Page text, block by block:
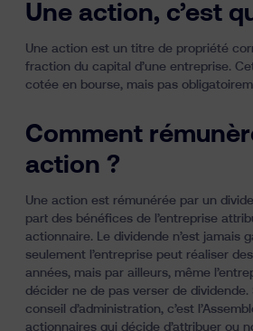
Une action, c’est
Une action est un titre de propriété
fraction du capital d’une entreprise.
cotée en bourse, mais pas
Comment
action ?
Une action est rémunérée par un
part des bénéfices de l’entreprise
actionnaire. Le dividende n’est jamais
seulement l’entreprise peut réaliser
années, mais par ailleurs, même
décider ne de pas verser de dividende.
conseil d’administration, c’est
actionnaires qui décide d’attribuer ou